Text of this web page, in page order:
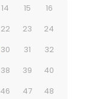
14 15
16
22 23
24
30 31
32
38 39
40
46 47
48